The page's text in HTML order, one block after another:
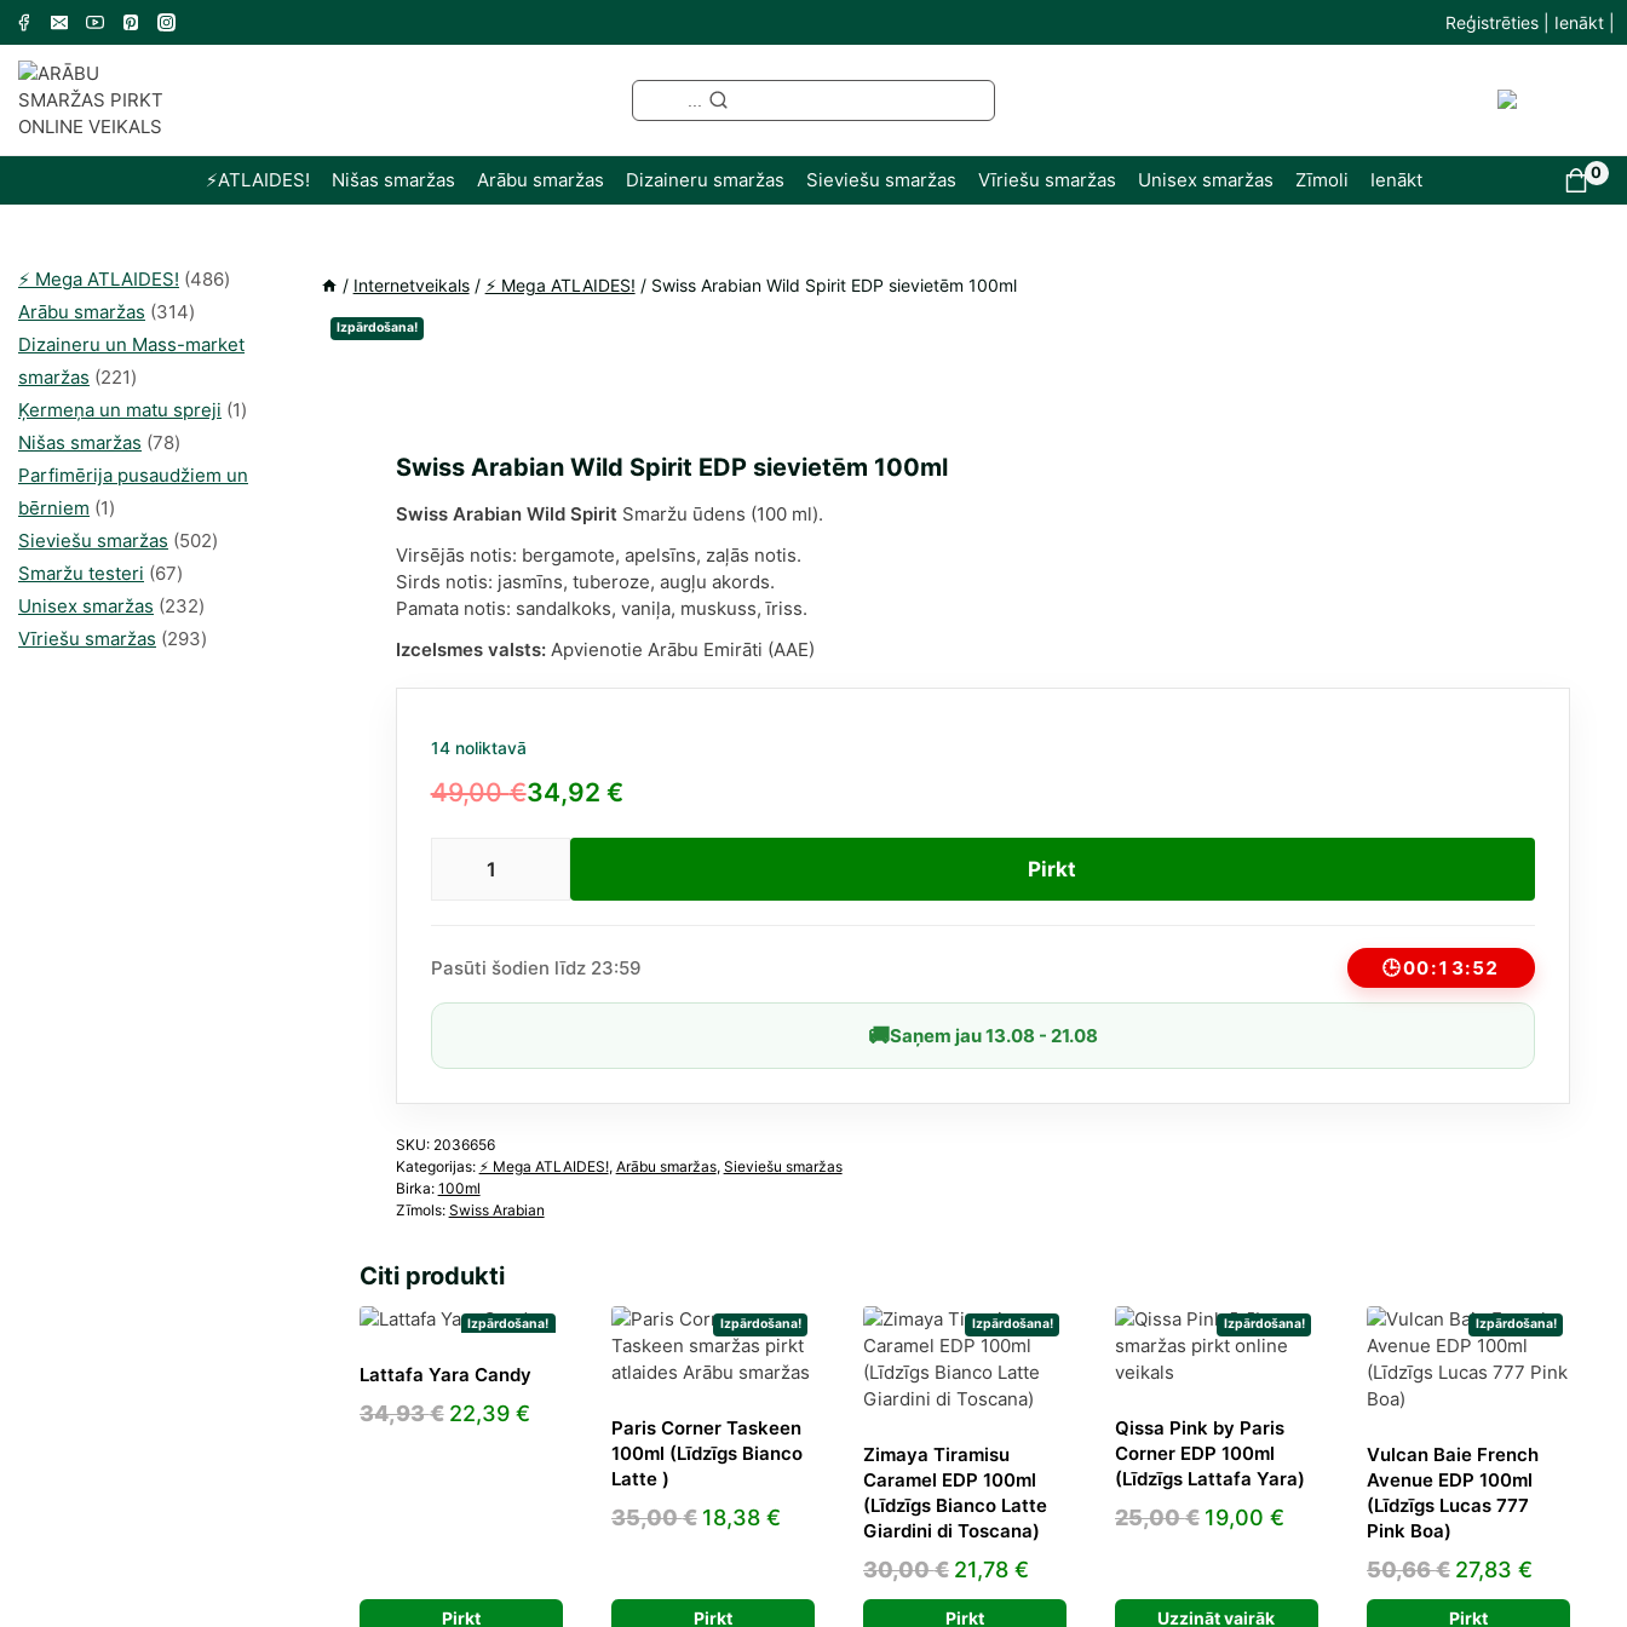
Skip
content
Reģistrēties | Ienākt |
⚡️ATLAIDES! Nišas smaržas Arābu smaržas Dizaineru smaržas Sieviešu smaržas Vīriešu smaržas Unisex smaržas Zīmoli Ienākt 0
/ Internetveikals / ⚡️ Mega ATLAIDES! / Swiss Arabian Wild Spirit EDP sievietēm 100ml
Izpārdošana!
Swiss Arabian Wild Spirit EDP sievietēm 100ml
Swiss Arabian Wild Spirit Smaržu ūdens (100 ml).
Virsējās notis: bergamote, apelsīns, zaļās notis.
Sirds notis: jasmīns, tuberoze, augļu akords.
Pamata notis: sandalkoks, vaniļa, muskuss, īriss.
Izcelsmes valsts:Apvienotie Arābu Emirāti (AAE)
14 noliktavā
49,00€
Original
34,92 €
Current
Spirit
daudzums
Pirkt
Pasūti šodien līdz 23:59 🕒00:13:52
🚚Saņem jau 13.08 - 21.08
SKU: 2036656
Kategorijas: ⚡️ Mega ATLAIDES!, Arābu smaržas, Sieviešu smaržas
Birka: 100ml
Zīmols: Swiss Arabian
Citi produkti
Izpārdošana!
Lattafa Yara Candy
34,93€ Original
22,39 €Current
22,39 €.
Pirkt
Izpārdošana!
Paris Corner Taskeen
100ml (Līdzīgs Bianco
Latte )
35,00€ Original
35,00 €.
18,38 €Current
Pirkt
Izpārdošana!
Zimaya Tiramisu
Caramel EDP 100ml
(Līdzīgs Bianco Latte
Giardini di Toscana)
30,00€ Original
price
21,78 €Current
price
Pirkt
Izpārdošana!
Qissa Pink by Paris
Corner EDP 100ml
(Līdzīgs Lattafa Yara)
25,00€ Original
25,00 €.
19,00 €Current
Uzzināt vairāk
Izpārdošana!
Vulcan Baie French
Avenue EDP 100ml
(Līdzīgs Lucas 777
Pink Boa)
50,66€ Original
price
27,83 €Current
price
Pirkt
⚡️ Mega ATLAIDES! 486486
Arābu smaržas 314314
produkti
Dizaineru un Mass-market
smaržas 221221
produkts
Ķermeņa un matu spreji 11
Nišas smaržas 7878
produkts
Parfimērija pusaudžiem un
bērniem 11
produkti
Sieviešu smaržas 502502
Smaržu testeri 6767
produkts
Unisex smaržas 232232
produkts
Vīriešu smaržas 293293